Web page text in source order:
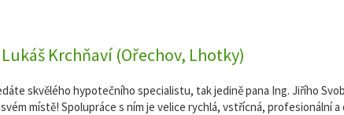
Lukáš Krchňaví (Ořechov, Lhotky)
skvělého hypotečního specialistu, tak jedině pana Ing. Jiřího
místě! Spolupráce s ním je velice rychlá, vstřícná, profesionální